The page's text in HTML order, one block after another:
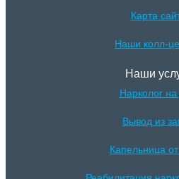
Карта
Наши колл-
Наши
Нарколог
Вывод из
Капельница